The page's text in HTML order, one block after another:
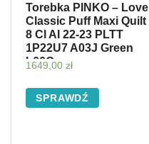
Torebka PINKO – Love
Classic Puff Maxi Quilt
8 Cl AI 22-23 PLTT
1P22U7 A03J Green
L66Q
1649,00 zł
SPRAWDŹ